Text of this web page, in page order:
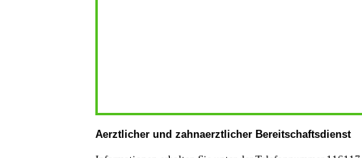
Aerztlicher und zahnaerztlicher Bereitschaftsdienst